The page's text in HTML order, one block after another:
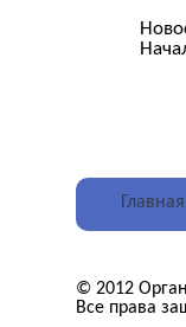
Главная
© 2012
Все права